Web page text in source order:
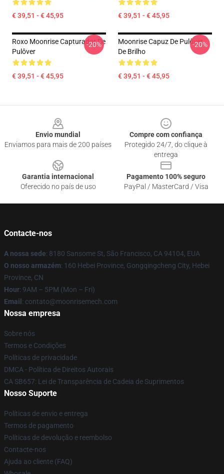
€ 39,51 - € 45,95 € 39,51 - € 45,95
Roxo Moonrise Capturador De
Pulôver
€ 39,51 - € 45,95
-20%
Moonrise Capuz De Pulôver
De Brilho
€ 39,51 - € 45,95
-20%
Envio mundial
Enviamos para mais de 200 países
Compre com confiança
Protegido 24/7, do clique à
entrega
Garantia internacional
Oferecido no país de uso
Pagamento 100% seguro
PayPal / MasterCard / Visa
Contacte-nos
A nossa sede: 8180 Sansome St, São Francisco, CA 94104, EUA
O nosso armazém: 160 Hebei Province, Gongqingcheng City, Hebei
Province, CN
Hour: 9AM – 5PM (Mon – Fri)
Email : contato@moonrisemech.com
Nossa empresa
Sobre nós
Termos e Condições
Políticas de privacidade
DMCA - Política de Direitos Autorais
CA SB657: Lei de Transparência de Cadeia de Suprimentos
Nosso Suporte
Políticas de envio e entrega
Termos de pagamento
Políticas de devolução e reembolso
Contacte-nos
Ajuda ao cliente (FAQ)